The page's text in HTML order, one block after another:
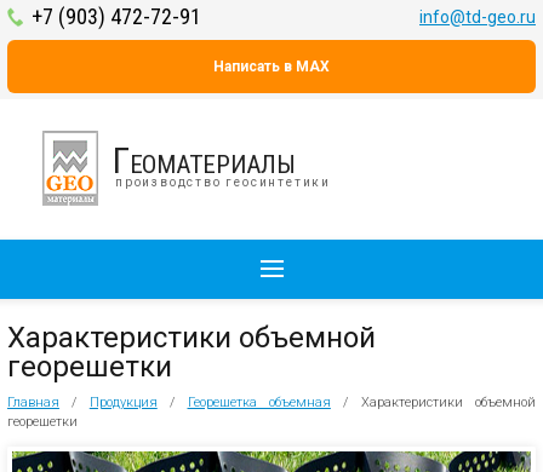
+7 (903) 472-72-91 info@td-geo.ru
Написать в MAX
Геоматериалы
производство геосинтетики
Характеристики объемной
георешетки
Главная / Продукция / Георешетка объемная / Характеристики объемной
георешетки